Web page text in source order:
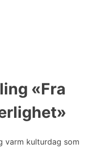
«Fra
varm kulturdag som